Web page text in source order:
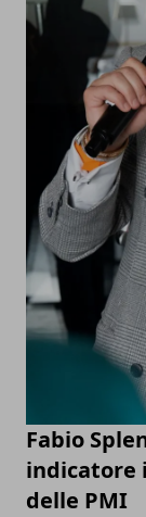
Fabio
indicatore
delle PMI